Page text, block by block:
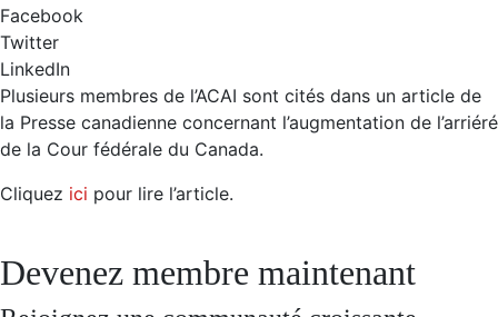
Facebook
Twitter
LinkedIn
Plusieurs membres de l’ACAI sont cités dans un article de
la Presse canadienne concernant l’augmentation de l’arriéré
de la Cour fédérale du Canada.
Cliquez ici pour lire l’article.
Devenez membre maintenant